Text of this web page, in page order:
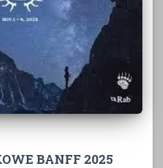
BANFF 2025